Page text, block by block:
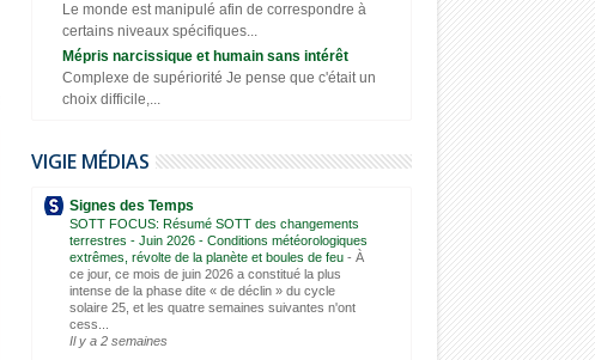
Le monde est manipulé afin de correspondre à
certains niveaux spécifiques...
Mépris narcissique et humain sans intérêt
Complexe de supériorité Je pense que c'était un
choix difficile,...
VIGIE MÉDIAS
Signes des Temps
SOTT FOCUS: Résumé SOTT des changements
terrestres - Juin 2026 - Conditions météorologiques
extrêmes, révolte de la planète et boules de feu - À
ce jour, ce mois de juin 2026 a constitué la plus
intense de la phase dite « de déclin » du cycle
solaire 25, et les quatre semaines suivantes n'ont
cess...
Il y a 2 semaines